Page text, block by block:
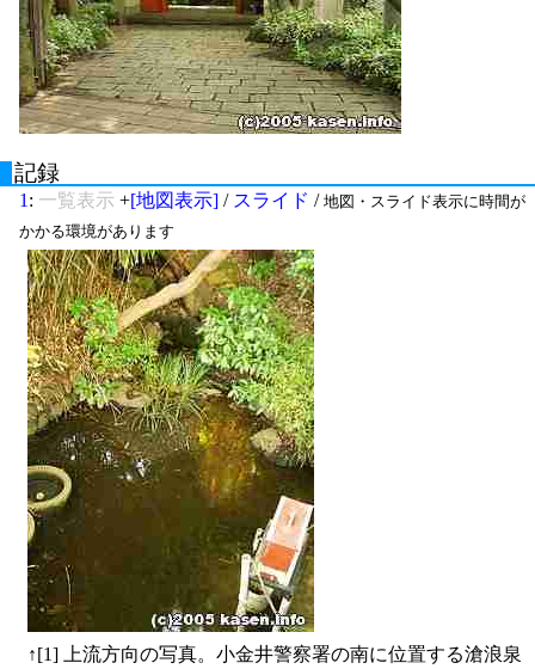
記録
1 : 一覧表示 +[地図表示] / スライド / 地図・スライド表示に時間が
かかる環境があります
↑[1] 上流方向の写真。小金井警察署の南に位置する滄浪泉